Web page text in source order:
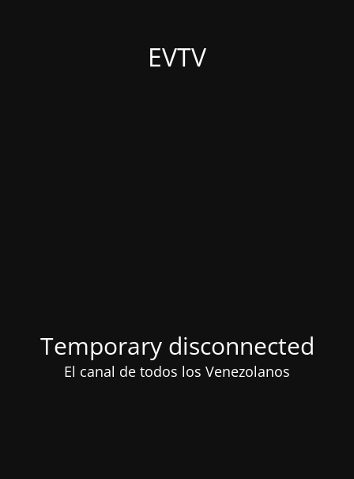
EVTV
Temporary disconnected
El canal de todos los Venezolanos